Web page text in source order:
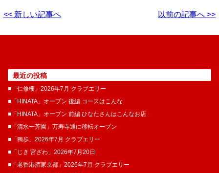
<< 新しい記事へ 以前の記事へ >>
最近の投稿
■「仁修樓」2026年7月 クラブエリー
■「HINATA」オープン 後編 コースはこんな
■「HINATA」オープン 前編 ひなたさんはこんなお店
■「清水一芳園」万寿寺通に移転オープン
■「獨歩」2026年7月 クラブエリー
■「じき 宮ざわ」2026年7月20日
■「老香港酒家京都」2026年7月 クラブエリー